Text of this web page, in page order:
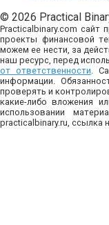
© 2026 Practical
Practicalbinary.com сайт
проекты финансовой
можем ее нести, за
наш ресурс, перед
от ответственности .
информации.
проверять и
какие-либо вложения
использовании
practicalbinary.ru, ссылка